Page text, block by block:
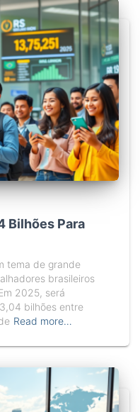
Bilhões Para
tema de grande
brasileiros
2025, será
bilhões entre
Read more…